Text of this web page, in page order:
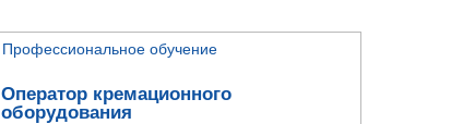
Оператор кремационного
оборудования
Профессиональное обучение